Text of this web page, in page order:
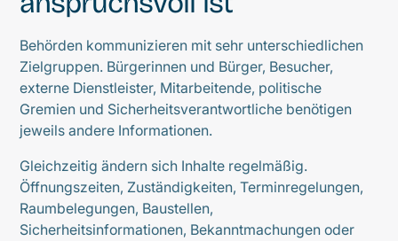
Behörden kommunizieren mit sehr unterschiedlichen
Zielgruppen. Bürgerinnen und Bürger, Besucher,
externe Dienstleister, Mitarbeitende, politische
Gremien und Sicherheitsverantwortliche benötigen
jeweils andere Informationen.
Gleichzeitig ändern sich Inhalte regelmäßig.
Öffnungszeiten, Zuständigkeiten, Terminregelungen,
Raumbelegungen, Baustellen,
Sicherheitsinformationen, Bekanntmachungen oder